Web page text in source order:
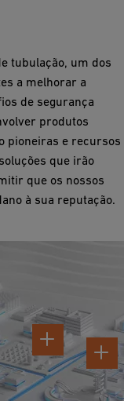
tubulação, um dos
a melhorar a
de segurança
produtos
pioneiras e recursos
que irão
que os nossos
à sua reputação.